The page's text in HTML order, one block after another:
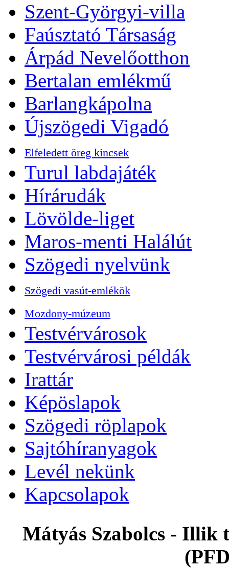
Szent-Györgyi-villa
Faúsztató Társaság
Árpád Nevelőotthon
Bertalan emlékmű
Barlangkápolna
Újszögedi Vigadó
Elfeledett öreg kincsek
Turul labdajáték
Hírárudák
Lövölde-liget
Maros-menti Halálút
Szögedi nyelvünk
Szögedi vasút-emlékök
Mozdony-múzeum
Testvérvárosok
Testvérvárosi példák
Irattár
Képöslapok
Szögedi röplapok
Sajtóhíranyagok
Levél nekünk
Kapcsolapok
Mátyás Szabolcs - Illik